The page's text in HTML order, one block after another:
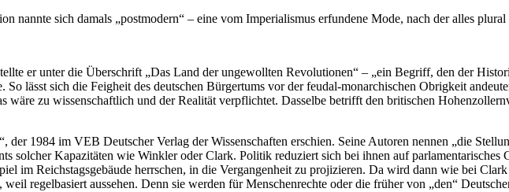
nannte sich damals „postmodern“ – eine vom Imperialismus erfundene Mode, nach der alles
er unter die Überschrift „Das Land der ungewollten Revolutionen“ – „ein Begriff, den der
lässt sich die Feigheit des deutschen Bürgertums vor der feudal-monarchischen Obrigkeit
wäre zu wissenschaftlich und der Realität verpflichtet. Dasselbe betrifft den britischen
der 1984 im VEB Deutscher Verlag der Wissenschaften erschien. Seine Autoren nennen „die
solcher Kapazitäten wie Winkler oder Clark. Politik reduziert sich bei ihnen auf parlamentarisches
im Reichstagsgebäude herrschen, in die Vergangenheit zu projizieren. Da wird dann wie bei
regelbasiert aussehen. Denn sie werden für Menschenrechte oder die früher von „den“